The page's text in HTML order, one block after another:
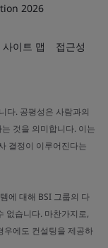
2026
사이트 맵 접근성
다. 공평성은 사람과의
것을 의미합니다. 이는
결정이 이루어진다는
에 대해 BSI 그룹의 다
없습니다. 마찬가지로,
우에도 컨설팅을 제공하